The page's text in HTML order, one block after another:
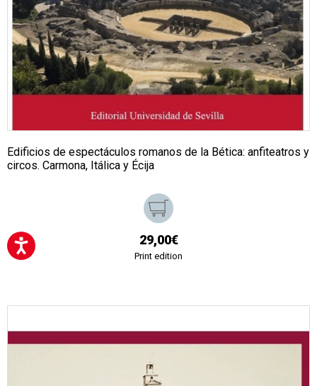
Edificios de espectáculos romanos de la Bética: anfiteatros y
circos. Carmona, Itálica y Écija
29,00€
Print edition